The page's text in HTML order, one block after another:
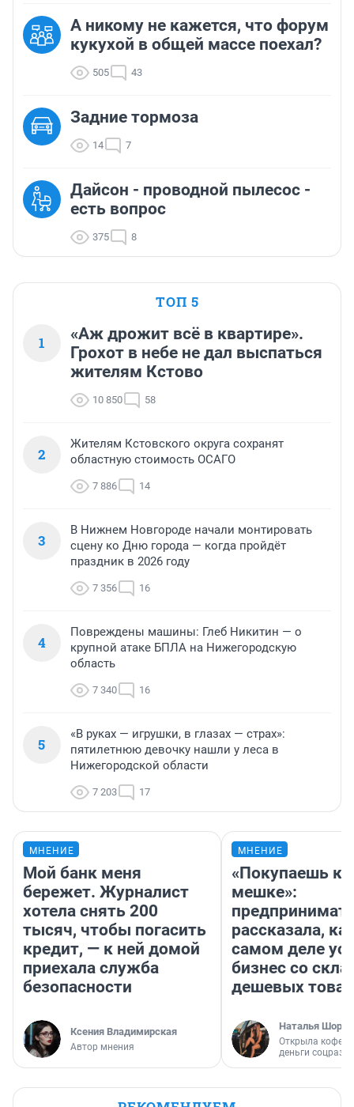
А никому не кажется, что форум
кукухой в общей массе поехал?
505 43
Задние тормоза
14 7
Дайсон - проводной пылесос -
есть вопрос
375 8
ТОП 5
1
«Аж дрожит всё в квартире».
Грохот в небе не дал выспаться
жителям Кстово
10 850 58
2
Жителям Кстовского округа сохранят
областную стоимость ОСАГО
7 886 14
3
В Нижнем Новгороде начали монтировать
сцену ко Дню города — когда пройдёт
праздник в 2026 году
7 356 16
4
Повреждены машины: Глеб Никитин — о
крупной атаке БПЛА на Нижегородскую
область
7 340 16
5
«В руках — игрушки, в глазах — страх»:
пятилетнюю девочку нашли у леса в
Нижегородской области
7 203 17
МНЕНИЕ
Мой банк меня
бережет. Журналист
хотела снять 200
тысяч, чтобы погасить
кредит, — к ней домой
приехала служба
безопасности
Ксения Владимирская
Автор мнения
МНЕНИЕ
«Покупаешь
мешке»:
рассказала,
самом деле
бизнес со
дешевых
Наталья
Открыла
деньги